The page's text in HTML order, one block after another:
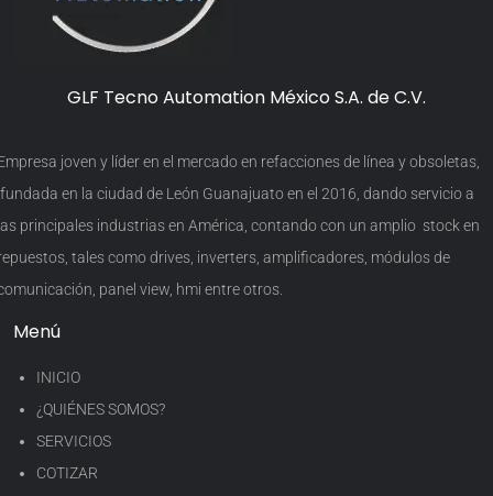
GLF Tecno Automation México S.A. de C.V.
joven y líder en el mercado en refacciones de línea y obsoletas,
en la ciudad de León Guanajuato en el 2016, dando servicio a
principales industrias en América, contando con un amplio stock en
tales como drives, inverters, amplificadores, módulos de
panel view, hmi entre otros.
Menú
INICIO
¿QUIÉNES SOMOS?
SERVICIOS
COTIZAR